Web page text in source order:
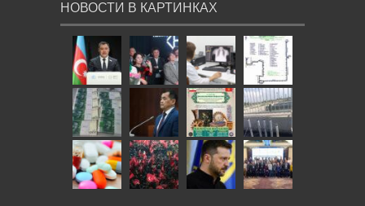
НОВОСТИ В КАРТИНКАХ